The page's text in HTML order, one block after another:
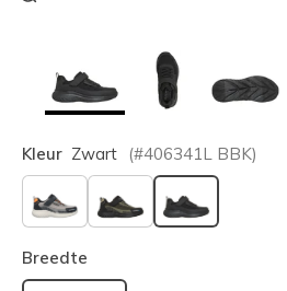
Kleur Zwart (#406341L BBK)
geselecteerd
Breedte